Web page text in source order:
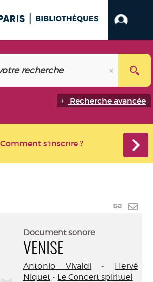
Recherche avancée
Comment s'inscrire ?
Lien
Document sonore
VENISE
Antonio Vivaldi - Hervé
Niquet- Le Concert spirituel